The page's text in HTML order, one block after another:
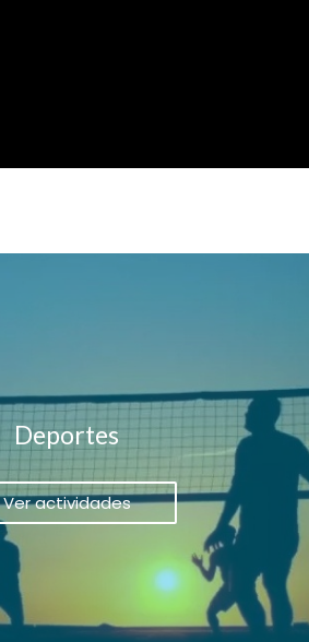
Deportes
Ver actividades